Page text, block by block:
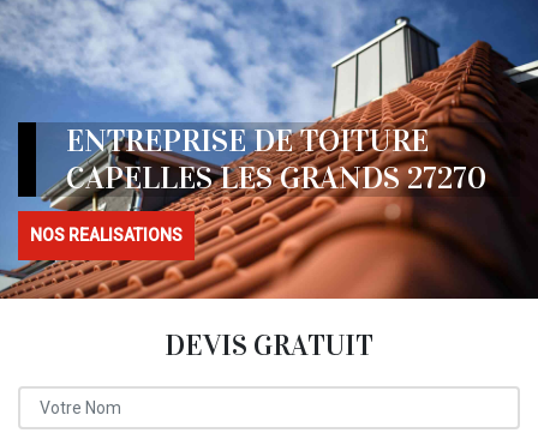
ENTREPRISE DE TOITURE
CAPELLES LES GRANDS 27270
NOS REALISATIONS
DEVIS GRATUIT